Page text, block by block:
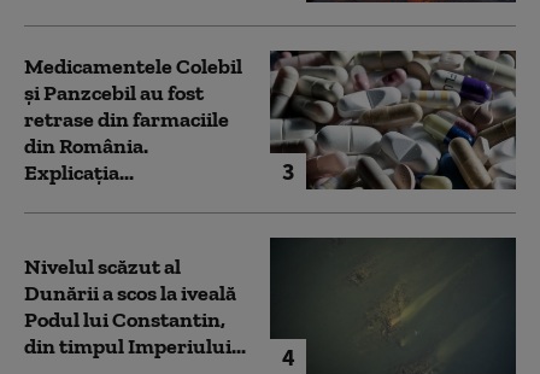
3
Medicamentele Colebil
și Panzcebil au fost
retrase din farmaciile
din România.
Explicația...
4
Nivelul scăzut al
Dunării a scos la iveală
Podul lui Constantin,
din timpul Imperiului...